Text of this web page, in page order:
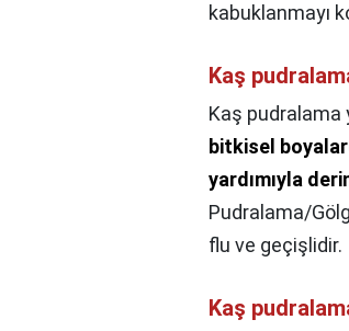
kabuklanmayı
Kaş
Kaş pudralama
bitkisel
yardımıyla
Pudralama/
flu ve geçişlidir.
Kaş